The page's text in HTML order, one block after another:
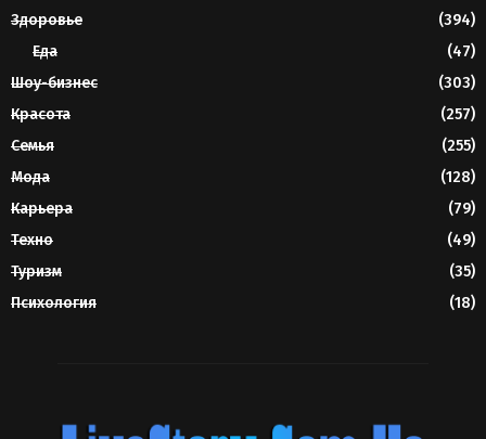
Здоровье
(394)
Еда
(47)
Шоу-бизнес
(303)
Красота
(257)
Семья
(255)
Мода
(128)
Карьера
(79)
Техно
(49)
Туризм
(35)
Психология
(18)